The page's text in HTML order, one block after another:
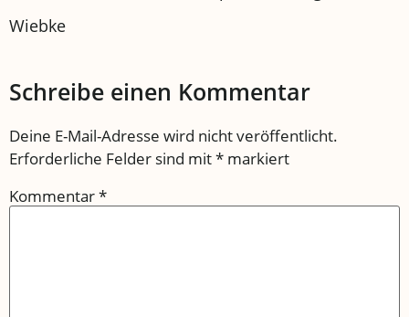
Wiebke
Schreibe einen Kommentar
Deine E-Mail-Adresse wird nicht veröffentlicht.
Erforderliche Felder sind mit* markiert
Kommentar*